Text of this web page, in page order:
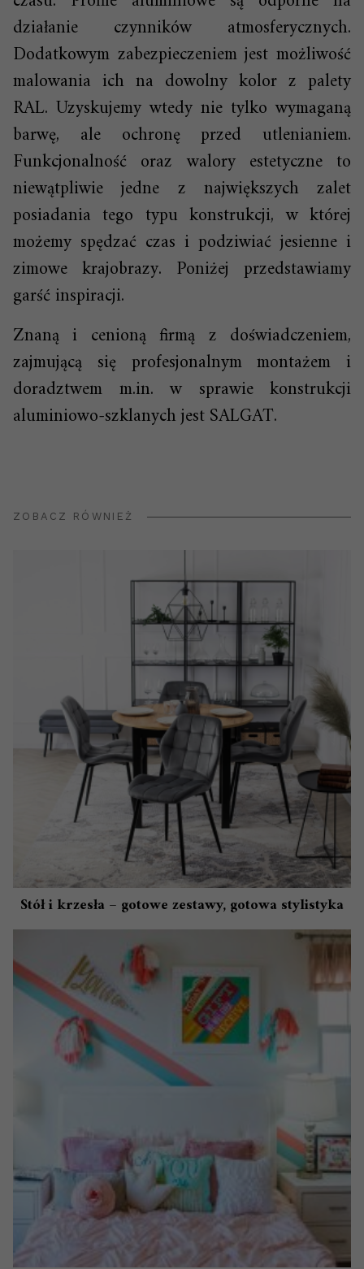
działanie czynników atmosferycznych.
Dodatkowym zabezpieczeniem jest możliwość
malowania ich na dowolny kolor z palety
RAL. Uzyskujemy wtedy nie tylko wymaganą
barwę, ale ochronę przed utlenianiem.
Funkcjonalność oraz walory estetyczne to
niewątpliwie jedne z największych zalet
posiadania tego typu konstrukcji, w której
możemy spędzać czas i podziwiać jesienne i
zimowe krajobrazy. Poniżej przedstawiamy
garść inspiracji.
Znaną i cenioną firmą z doświadczeniem,
zajmującą się profesjonalnym montażem i
doradztwem m.in. w sprawie konstrukcji
aluminiowo-szklanych jest SALGAT.
ZOBACZ RÓWNIEŻ
Stół i krzesła – gotowe zestawy, gotowa stylistyka